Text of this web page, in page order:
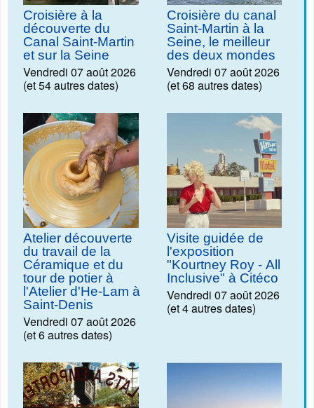
Croisière à la
découverte du
Canal Saint-Martin
et sur la Seine
Vendredi 07 août 2026
(et 54 autres dates)
Croisière du canal
Saint-Martin à la
Seine, le meilleur
des deux mondes
Vendredi 07 août 2026
(et 68 autres dates)
Atelier découverte
du travail de la
Céramique et du
tour de potier à
l'Atelier d'He-Lam à
Saint-Denis
Vendredi 07 août 2026
(et 6 autres dates)
Visite guidée de
l'exposition
"Kourtney Roy - All
Inclusive" à Citéco
Vendredi 07 août 2026
(et 4 autres dates)